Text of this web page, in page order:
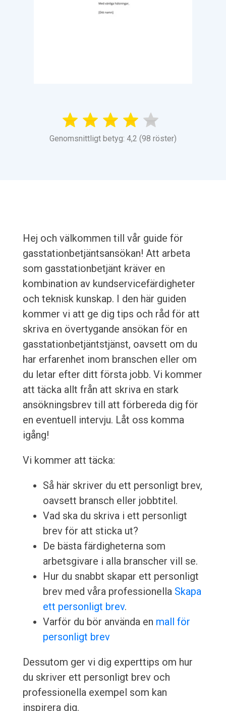
Genomsnittligt betyg: 4,2 (98 röster)
Hej och välkommen till vår guide för
gasstationbetjäntsansökan! Att arbeta
som gasstationbetjänt kräver en
kombination av kundservicefärdigheter
och teknisk kunskap. I den här guiden
kommer vi att ge dig tips och råd för att
skriva en övertygande ansökan för en
gasstationbetjäntstjänst, oavsett om du
har erfarenhet inom branschen eller om
du letar efter ditt första jobb. Vi kommer
att täcka allt från att skriva en stark
ansökningsbrev till att förbereda dig för
en eventuell intervju. Låt oss komma
igång!
Vi kommer att täcka:
Så här skriver du ett personligt brev,
oavsett bransch eller jobbtitel.
Vad ska du skriva i ett personligt
brev för att sticka ut?
De bästa färdigheterna som
arbetsgivare i alla branscher vill se.
Hur du snabbt skapar ett personligt
brev med våra professionella Skapa
ett personligt brev.
Varför du bör använda en mall för
personligt brev
Dessutom ger vi dig experttips om hur
du skriver ett personligt brev och
professionella exempel som kan
inspirera dig.